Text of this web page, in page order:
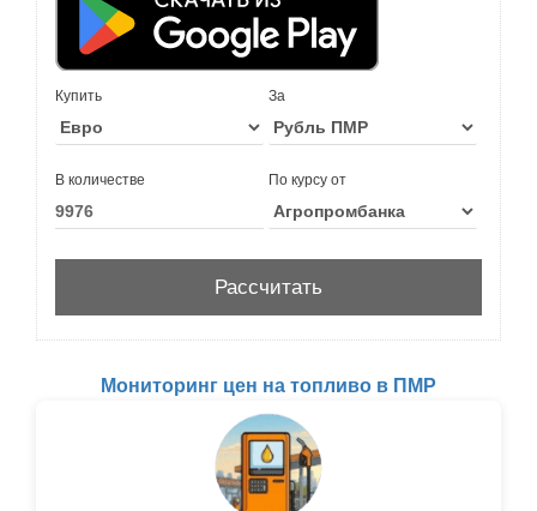
Купить За
В количестве По курсу от
Мониторинг цен на топливо в ПМР